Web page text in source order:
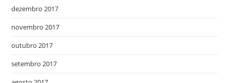
dezembro 2017
novembro 2017
outubro 2017
setembro 2017